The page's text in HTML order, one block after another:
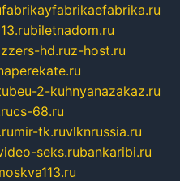
fabrikayfabrikaefabrika.ru
biletnadom.ru
hd.ruz-host.ru
2-kuhnyanazakaz.ru
cs-68.ru
mir-tk.ruvlknrussia.ru
seks.rubankaribi.ru